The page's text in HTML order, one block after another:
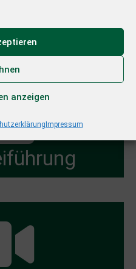
anzeigen
Impressum